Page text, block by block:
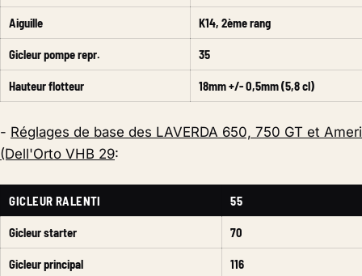
Aiguille K14, 2ème rang
Gicleur pompe repr. 35
Hauteur flotteur 18mm +/- 0,5mm (5,8 cl)
- Réglages de base des LAVERDA 650, 750 GT et
(Dell'Orto VHB 29:
GICLEUR RALENTI 55
Gicleur starter 70
Gicleur principal 116